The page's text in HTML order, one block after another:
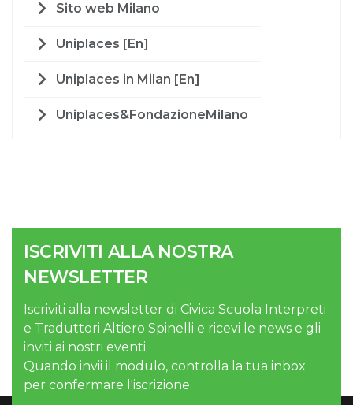
Sito web Milano
Uniplaces [En]
Uniplaces in Milan [En]
Uniplaces&FondazioneMilano
ISCRIVITI ALLA NOSTRA
NEWSLETTER
Iscriviti alla newsletter di Civica Scuola Interpreti
e Traduttori Altiero Spinelli e ricevi le news e gli
inviti ai nostri eventi.
Quando invii il modulo, controlla la tua inbox
per confermare l'iscrizione.